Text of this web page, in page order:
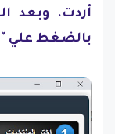
أردت. وبعد
بالضغط علي